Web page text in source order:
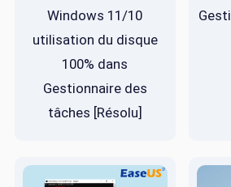
Windows 11/10
utilisation du disque
100% dans
Gestionnaire des
tâches [Résolu]